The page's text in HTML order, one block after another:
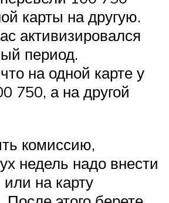
карты на другую.
активизировался
период.
на одной карте у
750, а на другой
комиссию,
недель надо внести
на карту